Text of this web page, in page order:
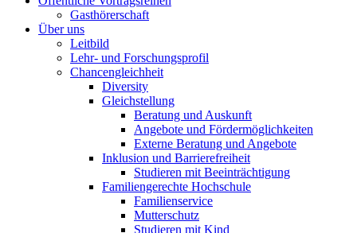
Gasthörerschaft
Über uns
Leitbild
Lehr- und Forschungsprofil
Chancengleichheit
Diversity
Gleichstellung
Beratung und Auskunft
Angebote und Fördermöglichkeiten
Externe Beratung und Angebote
Inklusion und Barrierefreiheit
Studieren mit Beeinträchtigung
Familiengerechte Hochschule
Familienservice
Mutterschutz
Studieren mit Kind